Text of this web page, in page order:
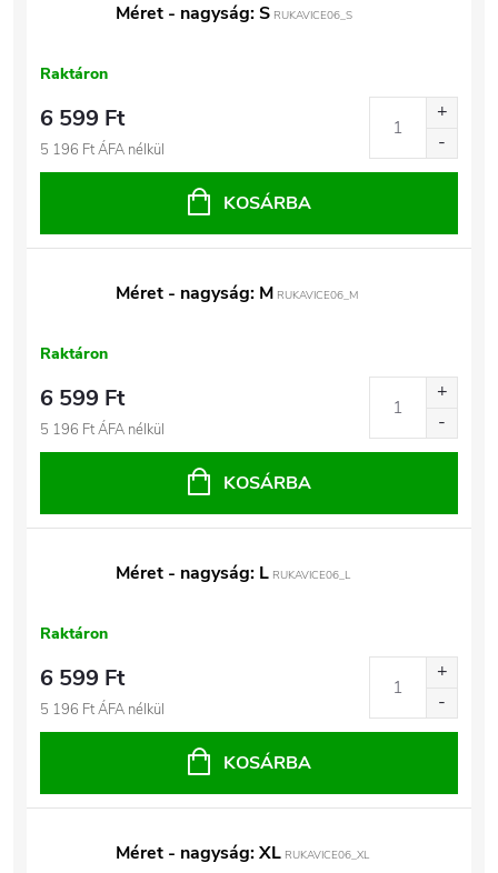
Méret - nagyság: S RUKAVICE06_S
Raktáron
6 599 Ft
5 196 Ft ÁFA nélkül
KOSÁRBA
Méret - nagyság: M RUKAVICE06_M
Raktáron
6 599 Ft
5 196 Ft ÁFA nélkül
KOSÁRBA
Méret - nagyság: L RUKAVICE06_L
Raktáron
6 599 Ft
5 196 Ft ÁFA nélkül
KOSÁRBA
Méret - nagyság: XL RUKAVICE06_XL